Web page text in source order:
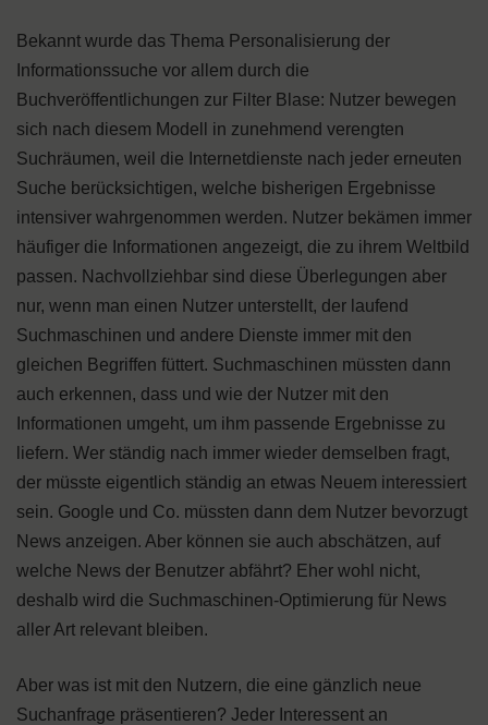
Bekannt wurde das Thema Personalisierung der
Informationssuche vor allem durch die
Buchveröffentlichungen zur Filter Blase: Nutzer bewegen
sich nach diesem Modell in zunehmend verengten
Suchräumen, weil die Internetdienste nach jeder erneuten
Suche berücksichtigen, welche bisherigen Ergebnisse
intensiver wahrgenommen werden. Nutzer bekämen immer
häufiger die Informationen angezeigt, die zu ihrem Weltbild
passen. Nachvollziehbar sind diese Überlegungen aber
nur, wenn man einen Nutzer unterstellt, der laufend
Suchmaschinen und andere Dienste immer mit den
gleichen Begriffen füttert. Suchmaschinen müssten dann
auch erkennen, dass und wie der Nutzer mit den
Informationen umgeht, um ihm passende Ergebnisse zu
liefern. Wer ständig nach immer wieder demselben fragt,
der müsste eigentlich ständig an etwas Neuem interessiert
sein. Google und Co. müssten dann dem Nutzer bevorzugt
News anzeigen. Aber können sie auch abschätzen, auf
welche News der Benutzer abfährt? Eher wohl nicht,
deshalb wird die Suchmaschinen-Optimierung für News
aller Art relevant bleiben.
Aber was ist mit den Nutzern, die eine gänzlich neue
Suchanfrage präsentieren? Jeder Interessent an